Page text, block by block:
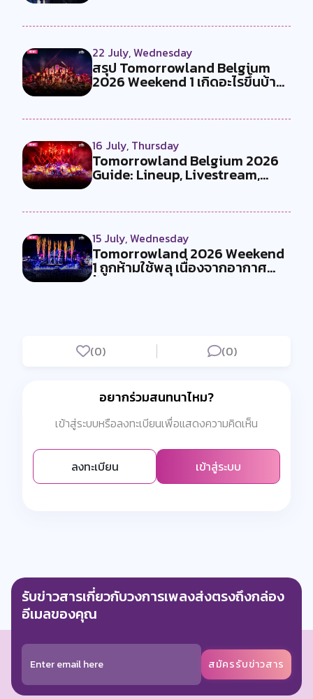
22 July, Wednesday
สรุป Tomorrowland Belgium
2026 Weekend 1 เกิดอะไรขึ้นบ้าง
16 July, Thursday
Tomorrowland Belgium 2026
Guide: Lineup, Livestream,
15 July, Wednesday
Tomorrowland 2026 Weekend
1 ถูกห้ามใช้พลุ เนื่องจากอากาศ
ร้อน...
(0) (0)
อยากร่วมสนทนาไหม?
เข้าสู่ระบบหรือลงทะเบียนเพื่อแสดงความคิดเห็น
ลงทะเบียน เข้าสู่ระบบ
รับข่าวสารเกี่ยวกับวงการเพลงส่งตรงถึงกล่อง
อีเมลของคุณ
สมัครรับข่าวสาร